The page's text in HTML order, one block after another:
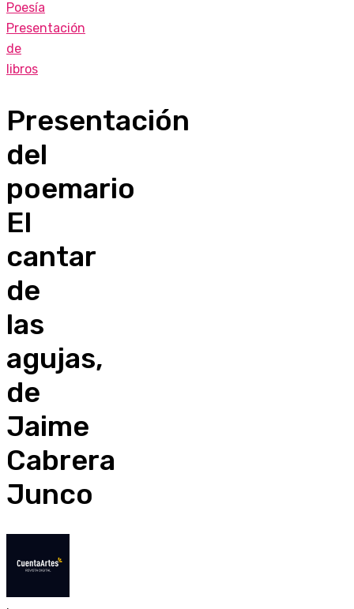
Poesía
Presentación
de
libros
Presentación
del
poemario
El
cantar
de
las
agujas,
de
Jaime
Cabrera
Junco